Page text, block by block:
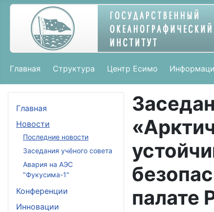
Главная Структура Центр Есимо
Главная
Новости
Последние новости
Заседания учёного совета
Авария на АЭС
"Фукусима-1"
Конференции
Инновации
палате